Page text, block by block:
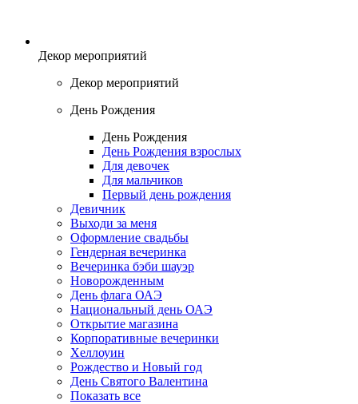
Декор мероприятий
Декор мероприятий
День Рождения
День Рождения
День Рождения взрослых
Для девочек
Для мальчиков
Первый день рождения
Девичник
Выходи за меня
Оформление свадьбы
Гендерная вечеринка
Вечеринка бэби шауэр
Новорожденным
День флага ОАЭ
Национальный день ОАЭ
Открытие магазина
Корпоративные вечеринки
Хеллоуин
Рождество и Новый год
День Святого Валентина
Показать все